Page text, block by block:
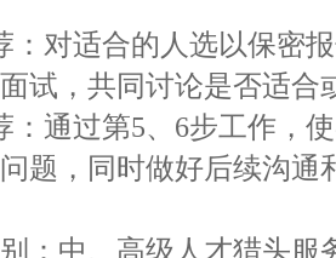
对适合的人选以保密
试，共同讨论是否适
通过第5、6步工作，
题，同时做好后续沟
：中、高级人才猎头服